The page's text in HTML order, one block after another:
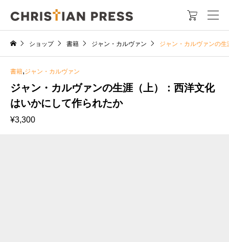

ショップ 書籍 ジャン・カルヴァン ジャン・カルヴァンの
書籍,ジャン・カルヴァン
ジャン・カルヴァンの生涯（上）：西洋文化
はいかにして作られたか
¥3,300